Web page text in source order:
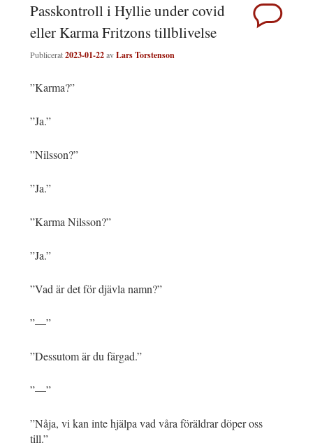
Passkontroll i Hyllie under covid
eller Karma Fritzons tillblivelse
Publicerat2023-01-22avLars Torstenson
”Karma?”
”Ja.”
”Nilsson?”
”Ja.”
”Karma Nilsson?”
”Ja.”
”Vad är det för djävla namn?”
”—”
”Dessutom är du färgad.”
”—”
”Nåja, vi kan inte hjälpa vad våra föräldrar döper oss
till.”